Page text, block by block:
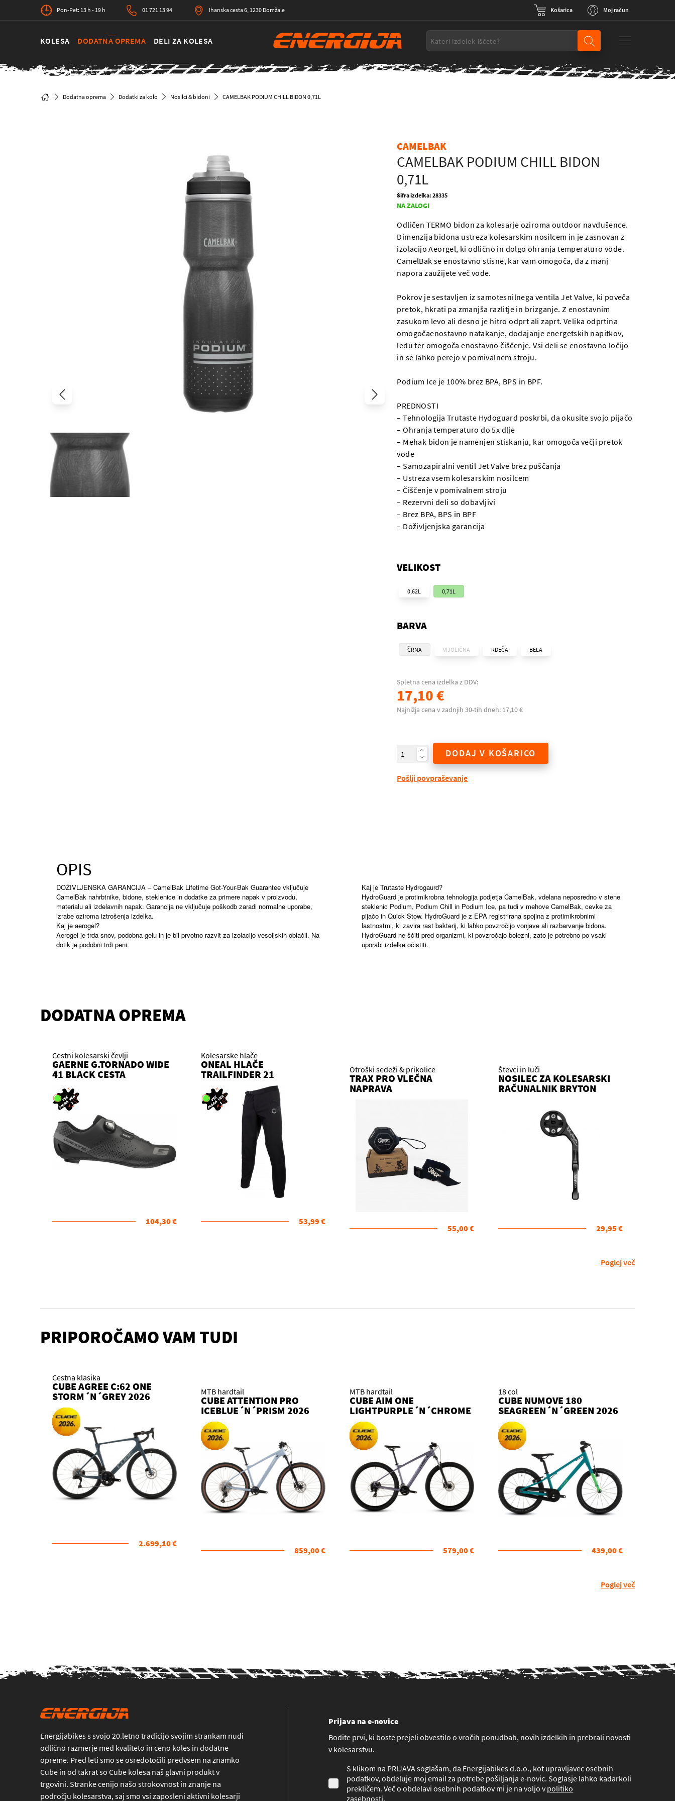
Pon-Pet: 13 h - 19 h 01 721 13 94 Ihanska cesta 6, 1230 Domžale Košarica Moj račun
KOLESA DODATNA OPREMA DELI ZA KOLESA
Dodatna oprema Dodatki za kolo Nosilci & bidoni CAMELBAK PODIUM CHILL BIDON 0,71L
CAMELBAK
CAMELBAK PODIUM CHILL BIDON
0,71L
Šifra izdelka: 28335
NA ZALOGI
Odličen TERMO bidon za kolesarje oziroma outdoor navdušence.
Dimenzija bidona ustreza kolesarskim nosilcem in je zasnovan z
izolacijo Aeorgel, ki odlično in dolgo ohranja temperaturo vode.
CamelBak se enostavno stisne, kar vam omogoča, da z manj
napora zaužijete več vode.
Pokrov je sestavljen iz samotesnilnega ventila Jet Valve, ki poveča
pretok, hkrati pa zmanjša razlitje in brizganje. Z enostavnim
zasukom levo ali desno je hitro odprt ali zaprt. Velika odprtina
omogočaenostavno natakanje, dodajanje energetskih napitkov,
ledu ter omogoča enostavno čiščenje. Vsi deli se enostavno ločijo
in se lahko perejo v pomivalnem stroju.
Podium Ice je 100% brez BPA, BPS in BPF.
PREDNOSTI
– Tehnologija Trutaste Hydoguard poskrbi, da okusite svojo pijačo
– Ohranja temperaturo do 5x dlje
– Mehak bidon je namenjen stiskanju, kar omogoča večji pretok
vode
– Samozapiralni ventil Jet Valve brez puščanja
– Ustreza vsem kolesarskim nosilcem
– Čiščenje v pomivalnem stroju
– Rezervni deli so dobavljivi
– Brez BPA, BPS in BPF
– Doživljenjska garancija
VELIKOST
0,62L 0,71L
BARVA
ČRNA VIJOLIČNA RDEČA BELA
Spletna cena izdelka z DDV:
17,10 €
Najnižja cena v zadnjih 30-tih dneh: 17,10 €
DODAJ V KOŠARICO
Pošlji povpraševanje
OPIS
DOŽIVLJENSKA GARANCIJA – CamelBak Lifetime Got-Your-Bak Guarantee vključuje
CamelBak nahrbtnike, bidone, steklenice in dodatke za primere napak v proizvodu,
materialu ali izdelavnih napak. Garancija ne vključuje poškodb zaradi normalne uporabe,
izrabe oziroma iztrošenja izdelka.
Kaj je aerogel?
Aerogel je trda snov, podobna gelu in je bil prvotno razvit za izolacijo vesoljskih oblačil. Na
dotik je podobni trdi peni.
Kaj je Trutaste Hydrogaurd?
HydroGuard je protimikrobna tehnologija podjetja CamelBak, vdelana neposredno v stene
steklenic Podium, Podium Chill in Podium Ice, pa tudi v mehove CamelBak, cevke za
pijačo in Quick Stow. HydroGuard je z EPA registrirana spojina z protimikrobnimi
lastnostmi, ki zavira rast bakterij, ki lahko povzročijo vonjave ali razbarvanje bidona.
HydroGuard ne ščiti pred organizmi, ki povzročajo bolezni, zato je potrebno po vsaki
uporabi izdelke očistiti.
DODATNA OPREMA
Cestni kolesarski čevlji
GAERNE G.TORNADO WIDE
41 BLACK CESTA
104,30 €
Kolesarske hlače
ONEAL HLAČE
TRAILFINDER 21
53,99 €
Otroški sedeži & prikolice
TRAX PRO VLEČNA
NAPRAVA
55,00 €
Števci in luči
NOSILEC ZA KOLESARSKI
RAČUNALNIK BRYTON
29,95 €
Poglej več
PRIPOROČAMO VAM TUDI
Cestna klasika
CUBE AGREE C:62 ONE
STORM´N´GREY 2026
KOLO
2.699,10 €
MTB hardtail
CUBE ATTENTION PRO
ICEBLUE´N´PRISM 2026
KOLO
859,00 €
MTB hardtail
CUBE AIM ONE
LIGHTPURPLE´N´CHROME
2026 KOLO
579,00 €
18 col
CUBE NUMOVE 180
SEAGREEN´N´GREEN 2026
KOLO
439,00 €
Poglej več
Energijabikes s svojo 20.letno tradicijo svojim strankam nudi
odlično razmerje med kvaliteto in ceno koles in dodatne
opreme. Pred leti smo se osredotočili predvsem na znamko
Cube in od takrat so Cube kolesa naš glavni produkt v
trgovini. Stranke cenijo našo strokovnost in znanje na
področju kolesarstva, saj smo vsi zaposleni aktivni kolesarji
Prijava na e-novice
Bodite prvi, ki boste prejeli obvestilo o vročih ponudbah, novih izdelkih in prebrali novosti
v kolesarstvu.
S klikom na PRIJAVA soglašam, da Energijabikes d.o.o., kot upravljavec osebnih
podatkov, obdeluje moj email za potrebe pošiljanja e-novic. Soglasje lahko kadarkoli
prekličem. Več o obdelavi osebnih podatkov mi je na voljo vpolitiko
zasebnosti.